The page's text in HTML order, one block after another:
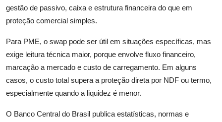
gestão de passivo, caixa e estrutura financeira do que em
proteção comercial simples.
Para PME, o swap pode ser útil em situações específicas, mas
exige leitura técnica maior, porque envolve fluxo financeiro,
marcação a mercado e custo de carregamento. Em alguns
casos, o custo total supera a proteção direta por NDF ou termo,
especialmente quando a liquidez é menor.
O Banco Central do Brasil publica estatísticas, normas e